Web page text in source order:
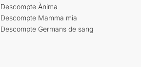
Descompte Ànima
Descompte Mamma mia
Descompte Germans de sang